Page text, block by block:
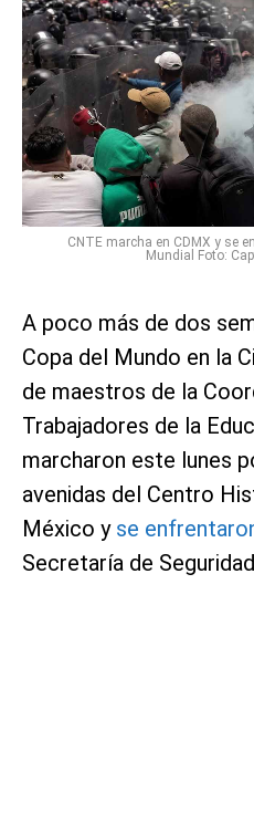
CNTE marcha en CDMX y se
Mundial Foto:
A poco más de dos
Copa del Mundo en la
de maestros de la
Trabajadores de la
marcharon este lunes
avenidas del Centro
México y se
Secretaría de